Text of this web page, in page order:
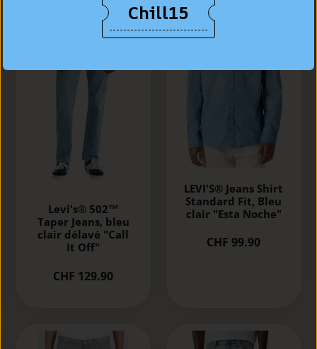
Levi's® 502™
Taper Jeans, bleu
clair délavé "Call
It Off"
CHF 129.90
LEVI'S® Jeans Shirt
Standard Fit, Bleu
clair "Esta Noche"
CHF 99.90
Chill15